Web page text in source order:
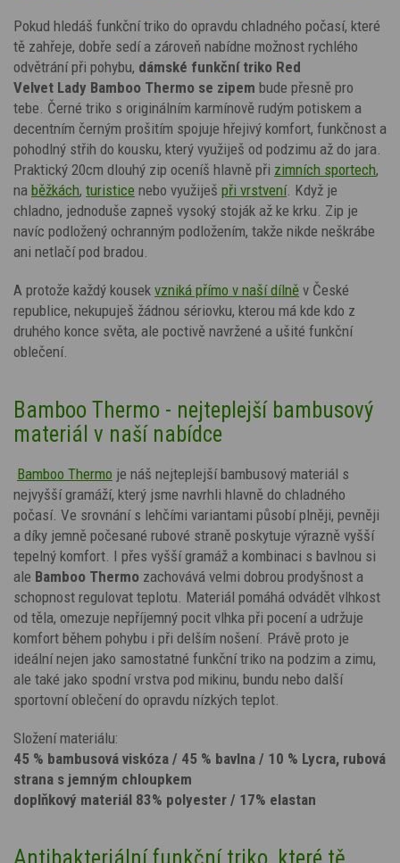
Pokud hledáš funkční triko do opravdu chladného počasí, které
tě zahřeje, dobře sedí a zároveň nabídne možnost rychlého
odvětrání při pohybu, dámské funkční triko Red
Velvet Lady Bamboo Thermo se zipem bude přesně pro
tebe. Černé triko s originálním karmínově rudým potiskem a
decentním černým prošitím spojuje hřejivý komfort, funkčnost a
pohodlný střih do kousku, který využiješ od podzimu až do jara.
Praktický 20cm dlouhý zip oceníš hlavně při zimních sportech,
na běžkách, turistice nebo využiješ při vrstvení. Když je
chladno, jednoduše zapneš vysoký stoják až ke krku. Zip je
navíc podložený ochranným podložením, takže nikde neškrábe
ani netlačí pod bradou.
A protože každý kousek vzniká přímo v naší dílně v České
republice, nekupuješ žádnou sériovku, kterou má kde kdo z
druhého konce světa, ale poctivě navržené a ušité funkční
oblečení.
Bamboo Thermo - nejteplejší bambusový
materiál v naší nabídce
Bamboo Thermo je náš nejteplejší bambusový materiál s
nejvyšší gramáží, který jsme navrhli hlavně do chladného
počasí. Ve srovnání s lehčími variantami působí plněji, pevněji
a díky jemně počesané rubové straně poskytuje výrazně vyšší
tepelný komfort. I přes vyšší gramáž a kombinaci s bavlnou si
ale Bamboo Thermo zachovává velmi dobrou prodyšnost a
schopnost regulovat teplotu. Materiál pomáhá odvádět vlhkost
od těla, omezuje nepříjemný pocit vlhka při pocení a udržuje
komfort během pohybu i při delším nošení. Právě proto je
ideální nejen jako samostatné funkční triko na podzim a zimu,
ale také jako spodní vrstva pod mikinu, bundu nebo další
sportovní oblečení do opravdu nízkých teplot.
Složení materiálu:
45 % bambusová viskóza / 45 % bavlna / 10 % Lycra, rubová
strana s jemným chloupkem
doplňkový materiál 83% polyester / 17% elastan
Antibakteriální funkční triko, které tě